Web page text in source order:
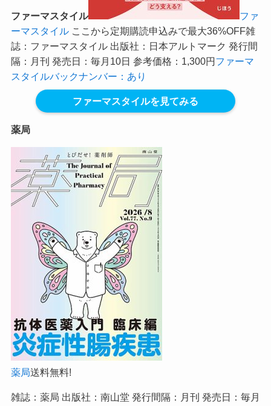
ファーマスタイル
ファ
ーマスタイル ここから定期購読申込みで最大36%OFF雑
誌：ファーマスタイル 出版社：日本アルトマーク 発行間
隔：月刊 発売日：毎月10日 参考価格：1,300円 ファーマ
スタイルバックナンバー：あり
ファーマスタイルを見てみる
薬局
薬局送料無料!
雑誌：薬局 出版社：南山堂 発行間隔：月刊 発売日：毎月